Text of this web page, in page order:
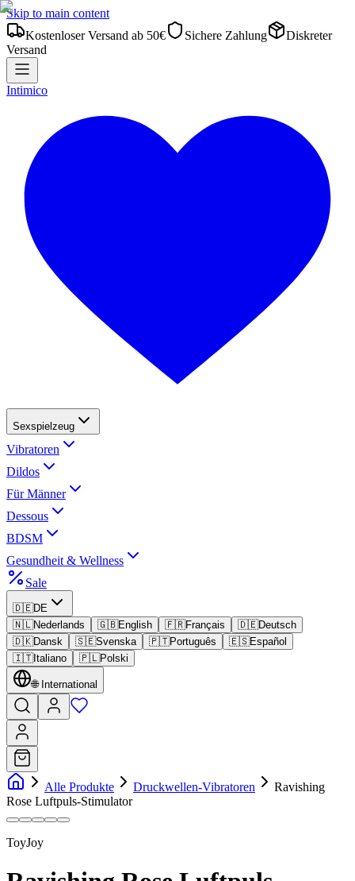
Skip to main content
Kostenloser Versand ab 50€
Sichere Zahlung
Diskreter
Versand
Intimico
Sexspielzeug
Vibratoren
Dildos
Für Männer
Dessous
BDSM
Gesundheit & Wellness
Sale
🇩🇪DE
🇳🇱Nederlands 🇬🇧English 🇫🇷Français 🇩🇪Deutsch
🇩🇰Dansk 🇸🇪Svenska 🇵🇹Português 🇪🇸Español
🇮🇹Italiano 🇵🇱Polski
🌐 International
Alle Produkte Druckwellen-Vibratoren
Ravishing
Rose Luftpuls-Stimulator
ToyJoy